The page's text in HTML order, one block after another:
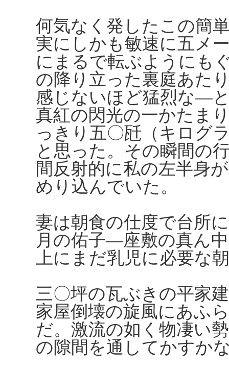
何気なく発したこの簡
実にしかも敏速に五メ
にまるで転ぶようにも
の降り立った裏庭あた
感じないほど猛烈な―
真紅の閃光の一かたま
っきり五〇瓩（キログ
と思った。その瞬間の
間反射的に私の左半身
めり込んでいた。
妻は朝食の仕度で台所
月の佑子―座敷の真ん
上にまだ乳児に必要な
三〇坪の瓦ぶきの平家
家屋倒壊の旋風にあふ
だ。激流の如く物凄い
の隙間を通してかすか